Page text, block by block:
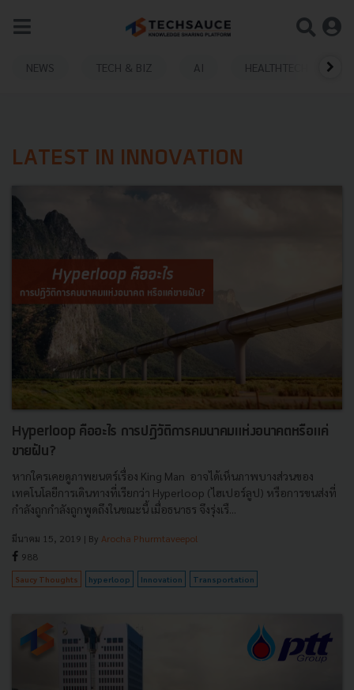
NEWS TECH & BIZ AI HEALTHTECH
LATEST IN INNOVATION
Hyperloop คืออะไร การปฏิวัติการคมนาคมแห่งอนาคตหรือแค่
ขายฝัน?
หากใครเคยดูภาพยนตร์เรื่อง King Man อาจได้เห็นภาพบางส่วนของ
เทคโนโลยีการเดินทางที่เรียกว่า Hyperloop (ไฮเปอร์ลูป) หรือการขนส่งที่
กำลังถูกกำลังถูกพูดถึงในขณะนี้ เมื่อธนาธร จึงรุ่งเรื...
มีนาคม 15, 2019 | By Arocha Phurmtaveepol
988
Saucy Thoughts hyperloop Innovation Transportation